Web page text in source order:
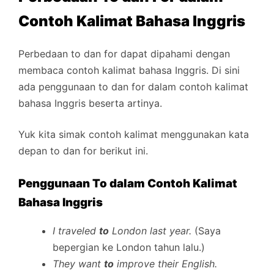
Contoh Kalimat Bahasa Inggris
Perbedaan to dan for dapat dipahami dengan
membaca contoh kalimat bahasa Inggris. Di sini
ada penggunaan to dan for dalam contoh kalimat
bahasa Inggris beserta artinya.
Yuk kita simak contoh kalimat menggunakan kata
depan to dan for berikut ini.
Penggunaan To dalam Contoh Kalimat
Bahasa Inggris
I traveled to London last year. (Saya
bepergian ke London tahun lalu.)
They want to improve their English.